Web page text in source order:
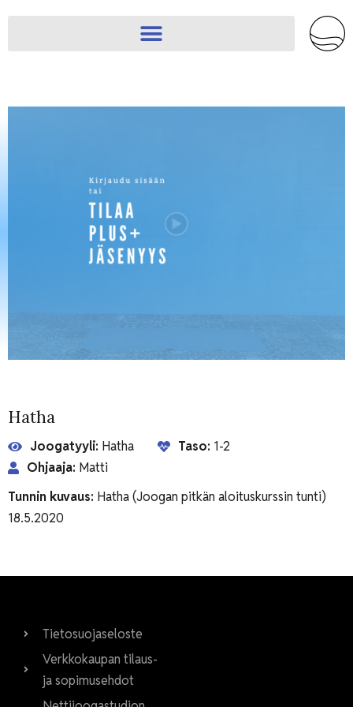
Hatha
Joogatyyli: Hatha Taso: 1-2
Ohjaaja: Matti
Tunnin kuvaus: Hatha (Joogan pitkän aloituskurssin tunti)
18.5.2020
Tietosuojaseloste
Verkkokaupan tilaus-
ja sopimusehdot